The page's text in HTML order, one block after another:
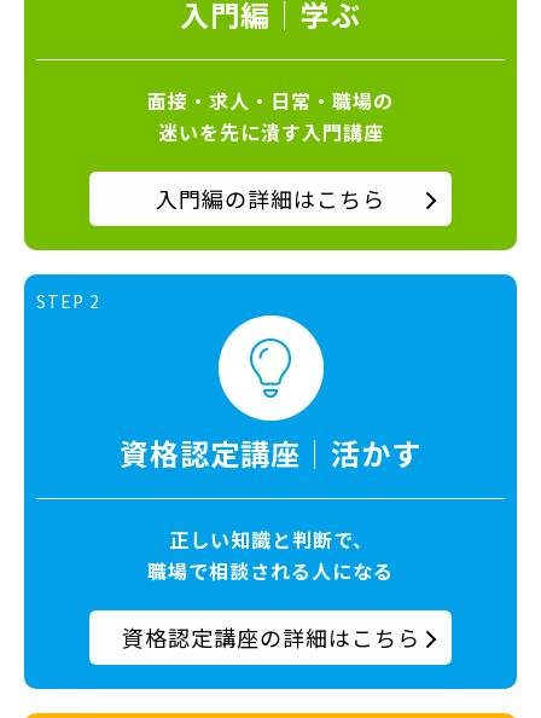
入門編｜学ぶ
面接・求人・日常・職場の
迷いを先に潰す入門講座
入門編の詳細はこちら
STEP 2
資格認定講座｜活かす
正しい知識と判断で、
職場で相談される人になる
資格認定講座の詳細はこちら